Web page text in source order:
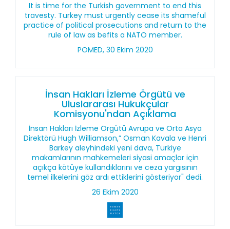
It is time for the Turkish government to end this
travesty. Turkey must urgently cease its shameful
practice of political prosecutions and return to the
rule of law as befits a NATO member.
POMED, 30 Ekim 2020
İnsan Hakları İzleme Örgütü ve
Uluslararası Hukukçular
Komisyonu'ndan Açıklama
İnsan Hakları İzleme Örgütü Avrupa ve Orta Asya
Direktörü Hugh Williamson,” Osman Kavala ve Henri
Barkey aleyhindeki yeni dava, Türkiye
makamlarının mahkemeleri siyasi amaçlar için
açıkça kötüye kullandıklarını ve ceza yargısının
temel ilkelerini göz ardı ettiklerini gösteriyor" dedi.
26 Ekim 2020